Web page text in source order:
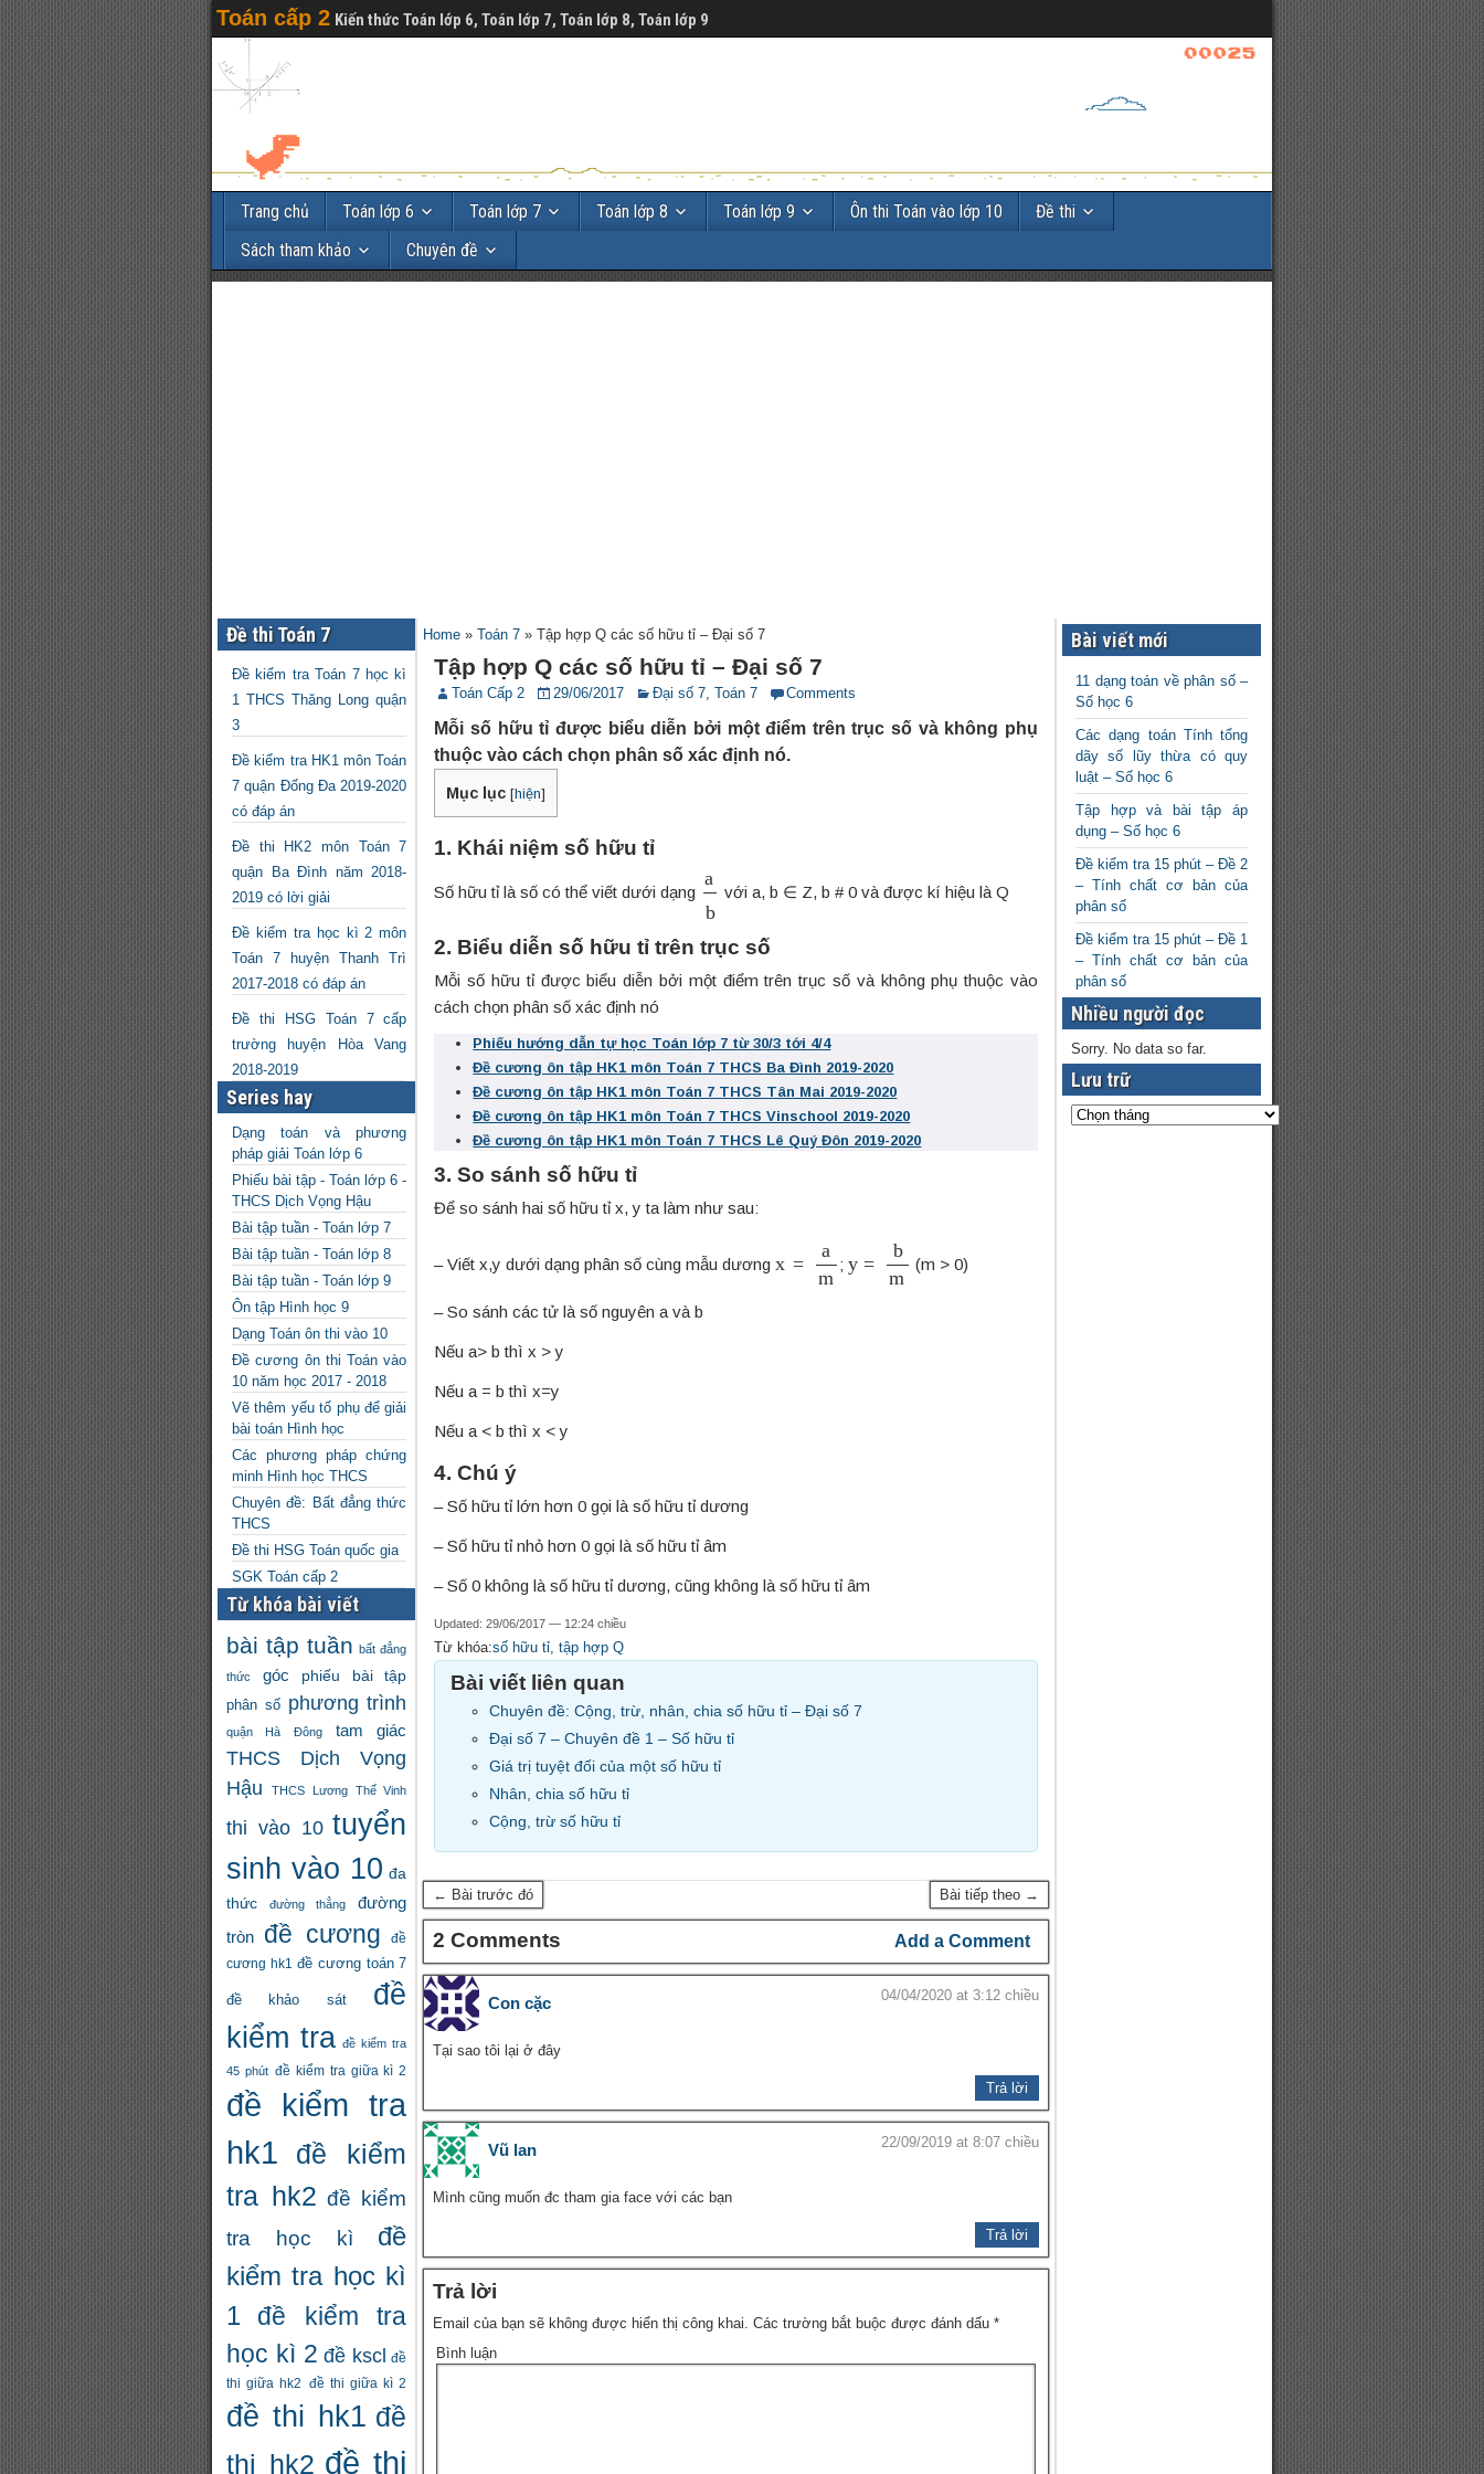
Toán cấp 2 Kiến thức Toán lớp 6, Toán lớp 7, Toán lớp 8, Toán lớp 9
Trang chủ Toán lớp 6 Toán lớp 7 Toán lớp 8 Toán lớp 9 Ôn thi Toán vào lớp 10
Đề thi
Sách tham khảo
Chuyên đề
Đề thi Toán 7
Đề kiểm tra Toán 7 học kì
1 THCS Thăng Long quận
3
Đề kiểm tra HK1 môn Toán
7 quận Đống Đa 2019-2020
có đáp án
Đề thi HK2 môn Toán 7
quận Ba Đình năm 2018-
2019 có lời giải
Đề kiểm tra học kì 2 môn
Toán 7 huyện Thanh Trì
2017-2018 có đáp án
Đề thi HSG Toán 7 cấp
trường huyện Hòa Vang
2018-2019
Series hay
Dạng toán và phương
pháp giải Toán lớp 6
Phiếu bài tập - Toán lớp 6 -
THCS Dịch Vọng Hậu
Bài tập tuần - Toán lớp 7
Bài tập tuần - Toán lớp 8
Bài tập tuần - Toán lớp 9
Ôn tập Hình học 9
Dạng Toán ôn thi vào 10
Đề cương ôn thi Toán vào
10 năm học 2017 - 2018
Vẽ thêm yếu tố phụ để giải
bài toán Hình học
Các phương pháp chứng
minh Hình học THCS
Chuyên đề: Bất đẳng thức
THCS
Đề thi HSG Toán quốc gia
SGK Toán cấp 2
Từ khóa bài viết
bài tập tuần bất đẳng
thức góc phiếu bài tập
phân số phương trình
quận Hà Đông tam giác
THCS Dịch Vọng
Hậu
THCS Lương Thế Vinh
thi vào 10 tuyển
sinh vào 10 đa
thức
đường thẳng
đường
tròn đề cương
đề
cương hk1
đề cương toán 7
đề khảo sát
đề
kiểm tra đề kiểm tra
45 phút đề kiểm tra giữa kì 2
đề kiểm tra
hk1
đề kiểm
tra hk2 đề kiểm
tra học kì
đề
kiểm tra học kì
1
đề kiểm tra
học kì 2 đề kscl đề
thi giữa hk2 đề thi giữa kì 2
đề thi hk1 đề
thi hk2 đề thi
Home »Toán 7 »Tập hợp Q các số hữu tỉ – Đại số 7
Tập hợp Q các số hữu tỉ – Đại số 7
Toán Cấp 2 29/06/2017 Đại số 7,Toán 7 Comments
Mỗi số hữu tỉ được biểu diễn bởi một điểm trên trục số và không phụ
thuộc vào cách chọn phân số xác định nó.
Mục lục [hiện]
1. Khái niệm số hữu tỉ
Số hữu tỉ là số có thể viết dưới dạng ab với a, b ∈ Z, b # 0 và được kí hiệu là Q
2. Biểu diễn số hữu tỉ trên trục số
Mỗi số hữu tỉ được biểu diễn bởi một điểm trên trục số và không phụ thuộc vào
cách chọn phân số xác định nó
Phiếu hướng dẫn tự học Toán lớp 7 từ 30/3 tới 4/4
Đề cương ôn tập HK1 môn Toán 7 THCS Ba Đình 2019-2020
Đề cương ôn tập HK1 môn Toán 7 THCS Tân Mai 2019-2020
Đề cương ôn tập HK1 môn Toán 7 THCS Vinschool 2019-2020
Đề cương ôn tập HK1 môn Toán 7 THCS Lê Quý Đôn 2019-2020
3. So sánh số hữu tỉ
Để so sánh hai số hữu tỉ x, y ta làm như sau:
– Viết x,y dưới dạng phân số cùng mẫu dương m ; m (m > 0)
– So sánh các tử là số nguyên a và b
Nếu a> b thì x > y
Nếu a = b thì x=y
Nếu a < b thì x < y
4. Chú ý
– Số hữu tỉ lớn hơn 0 gọi là số hữu tỉ dương
– Số hữu tỉ nhỏ hơn 0 gọi là số hữu tỉ âm
– Số 0 không là số hữu tỉ dương, cũng không là số hữu tỉ âm
Updated: 29/06/2017 — 12:24 chiều
Từ khóa:số hữu tỉ,tập hợp Q
Bài viết liên quan
Chuyên đề: Cộng, trừ, nhân, chia số hữu tỉ – Đại số 7
Đại số 7 – Chuyên đề 1 – Số hữu tỉ
Giá trị tuyệt đối của một số hữu tỉ
Nhân, chia số hữu tỉ
Cộng, trừ số hữu tỉ
← Bài trước đó Bài tiếp theo →
2 Comments Add a Comment
Con cặc 04/04/2020 at 3:12 chiều
Tại sao tôi lại ở đây
Trả lời
Vũ lan 22/09/2019 at 8:07 chiều
Mình cũng muốn đc tham gia face với các bạn
Trả lời
Trả lời
Email của bạn sẽ không được hiển thị công khai. Các trường bắt buộc được đánh dấu*
Bình luận
Bài viết mới
11 dạng toán về phân số –
Số học 6
Các dạng toán Tính tổng
dãy số lũy thừa có quy
luật – Số học 6
Tập hợp và bài tập áp
dụng – Số học 6
Đề kiểm tra 15 phút – Đề 2
– Tính chất cơ bản của
phân số
Đề kiểm tra 15 phút – Đề 1
– Tính chất cơ bản của
phân số
Nhiều người đọc
Sorry. No data so far.
Lưu trữ